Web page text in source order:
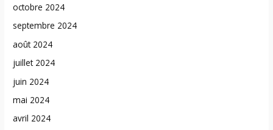
octobre 2024
septembre 2024
août 2024
juillet 2024
juin 2024
mai 2024
avril 2024